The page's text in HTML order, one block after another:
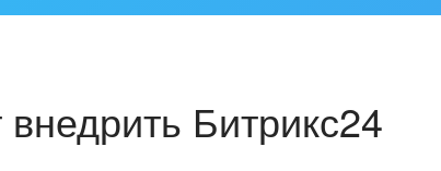
Битрикс24